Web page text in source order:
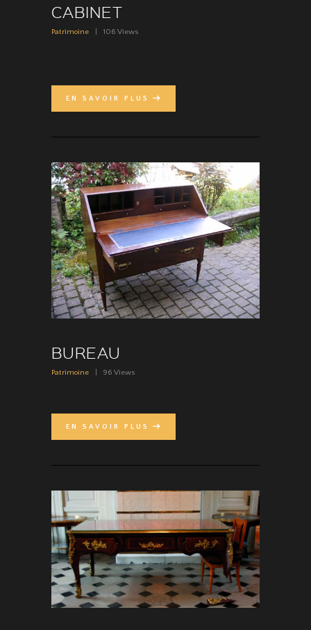
CABINET
Patrimoine 106 Views
EN SAVOIR PLUS
BUREAU
Patrimoine 96 Views
EN SAVOIR PLUS